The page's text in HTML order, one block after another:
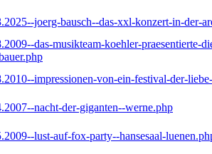
joerg-bausch--das-xxl-konzert-in-der-
das-musikteam-koehler-praesentierte-
impressionen-von-ein-festival-der-
nacht-der-giganten--werne.php
lust-auf-fox-party--hansesaal-